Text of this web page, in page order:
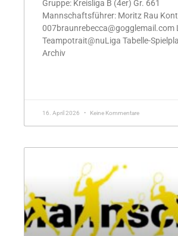
Gruppe: Kreisliga B (4er) Gr. 661
Mannschaftsführer: Moritz Rau
007braunrebecca@gogglemail.com
Teampotrait@nuLiga Tabelle-
Archiv
16. April 2026 Keine Kommentare